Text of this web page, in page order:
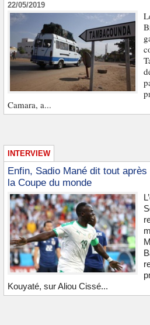
22/05/2019
Camara, a...
INTERVIEW
Enfin, Sadio Mané dit tout après
la Coupe du monde
Kouyaté, sur Aliou Cissé...